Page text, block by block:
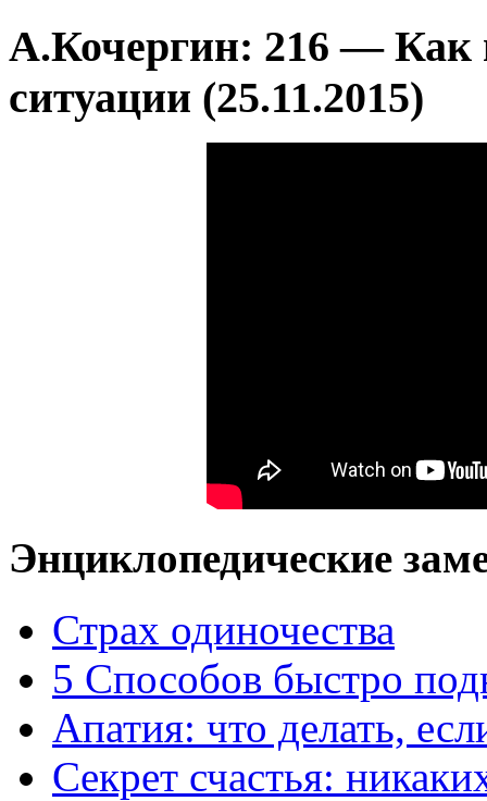
А.Кочергин: 216 — Как
ситуации (25.11.2015)
Энциклопедические
Страх одиночества
5 Способов быстро
Апатия: что делать,
Секрет счастья: